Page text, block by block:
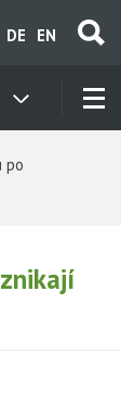
EN
DE
po